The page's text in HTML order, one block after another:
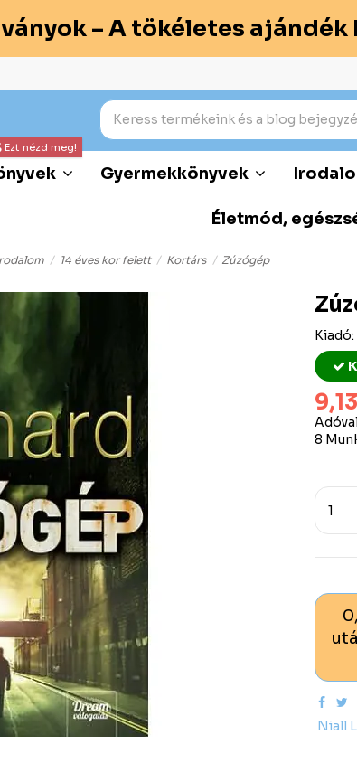
– A tökéletes
Ezt nézd meg!
Gyermekkönyvek
Életmód,
14 éves kor felett Kortárs Zúzógép
Kiadó:
8
Niall